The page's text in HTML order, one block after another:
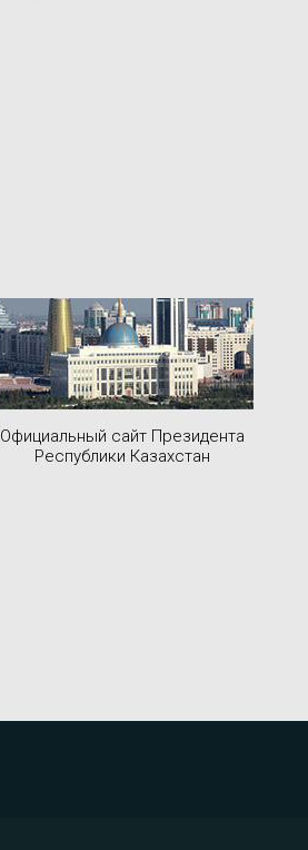
Официальный сайт Президента
Республики Казахстан